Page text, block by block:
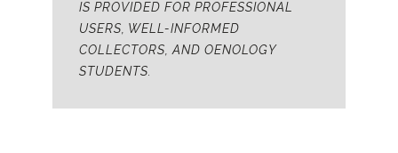
IS PROVIDED FOR PROFESSIONAL
USERS, WELL-INFORMED
COLLECTORS, AND OENOLOGY
STUDENTS.